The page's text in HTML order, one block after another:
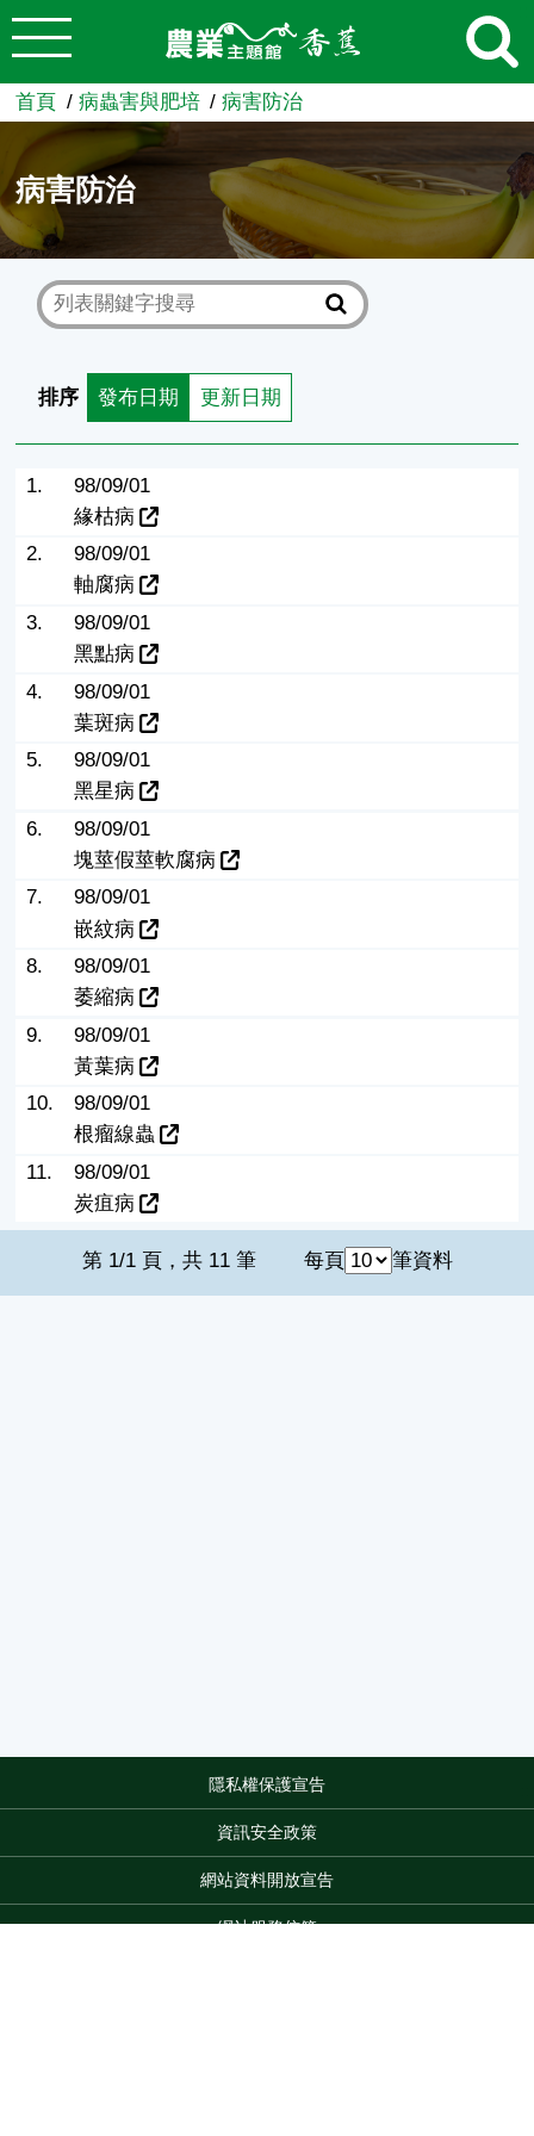
跳到主要內容
農業知識入口網
首頁 病蟲害與肥培 病害防治
病害防治
排序 發布日期 更新日期
1.
98/09/01
緣枯病
2.
98/09/01
軸腐病
3.
98/09/01
黑點病
4.
98/09/01
葉斑病
5.
98/09/01
黑星病
6.
98/09/01
塊莖假莖軟腐病
7.
98/09/01
嵌紋病
8.
98/09/01
萎縮病
9.
98/09/01
黃葉病
10.
98/09/01
根瘤線蟲
11.
98/09/01
炭疽病
第 1/1 頁，共 11 筆 每頁 筆資料
隱私權保護宣告
資訊安全政策
網站資料開放宣告
網站服務信箱